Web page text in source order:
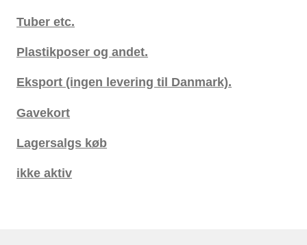
Tuber etc.
Plastikposer og andet.
Eksport (ingen levering til Danmark).
Gavekort
Lagersalgs køb
ikke aktiv